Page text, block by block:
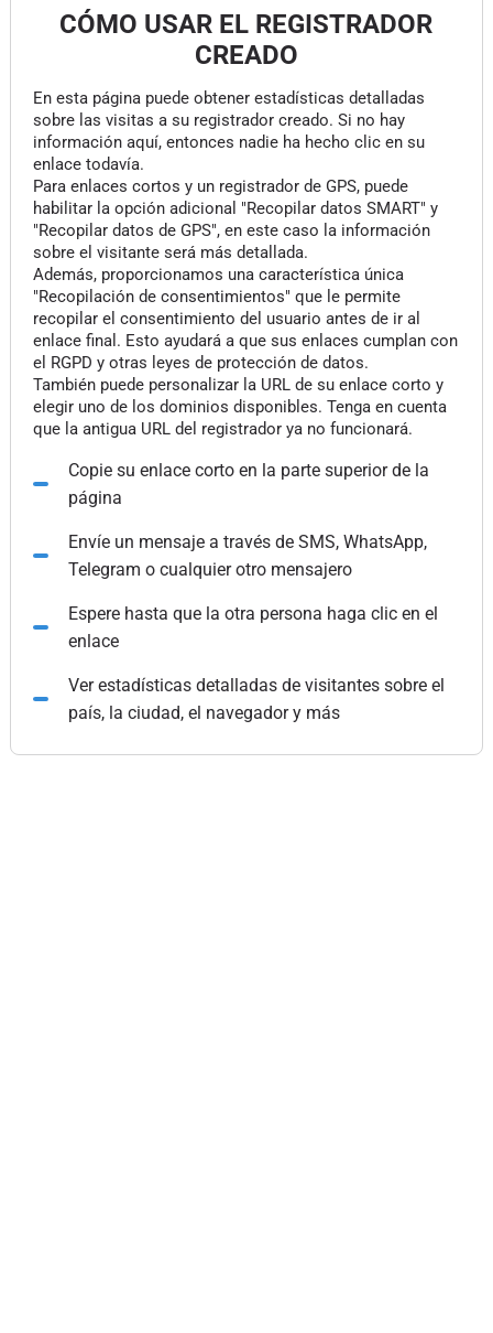
CÓMO USAR EL REGISTRADOR
CREADO
En esta página puede obtener estadísticas detalladas
sobre las visitas a su registrador creado. Si no hay
información aquí, entonces nadie ha hecho clic en su
enlace todavía.
Para enlaces cortos y un registrador de GPS, puede
habilitar la opción adicional "Recopilar datos SMART" y
"Recopilar datos de GPS", en este caso la información
sobre el visitante será más detallada.
Además, proporcionamos una característica única
"Recopilación de consentimientos" que le permite
recopilar el consentimiento del usuario antes de ir al
enlace final. Esto ayudará a que sus enlaces cumplan con
el RGPD y otras leyes de protección de datos.
También puede personalizar la URL de su enlace corto y
elegir uno de los dominios disponibles. Tenga en cuenta
que la antigua URL del registrador ya no funcionará.
Copie su enlace corto en la parte superior de la
página
Envíe un mensaje a través de SMS, WhatsApp,
Telegram o cualquier otro mensajero
Espere hasta que la otra persona haga clic en el
enlace
Ver estadísticas detalladas de visitantes sobre el
país, la ciudad, el navegador y más